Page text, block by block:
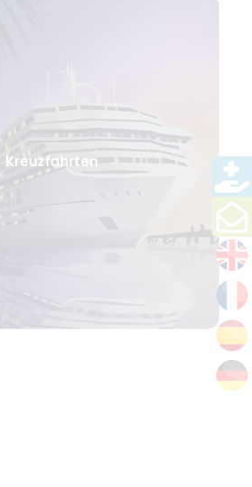
Kreuzfahrten